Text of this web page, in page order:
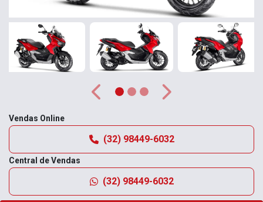
Anterior Próximo
Vendas Online
(32) 98449-6032
Central de Vendas
(32) 98449-6032